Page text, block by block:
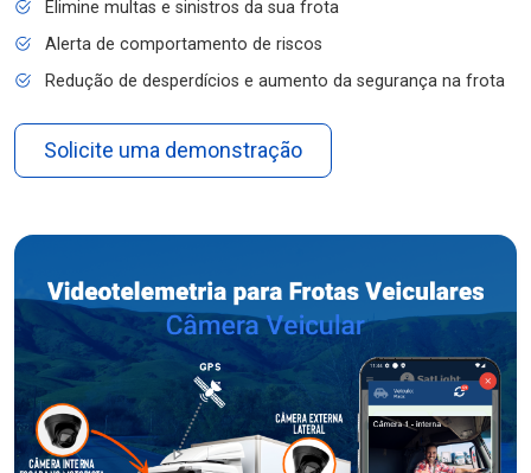
Elimine multas e sinistros da sua frota
Alerta de comportamento de riscos
Redução de desperdícios e aumento da segurança na frota
Solicite uma demonstração